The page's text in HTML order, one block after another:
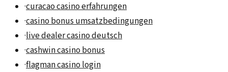
·curacao casino erfahrungen
·casino bonus umsatzbedingungen
·live dealer casino deutsch
·cashwin casino bonus
·flagman casino login